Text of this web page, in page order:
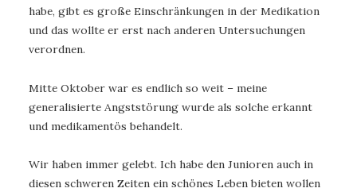
habe, gibt es große Einschränkungen in der Medikation
und das wollte er erst nach anderen Untersuchungen
verordnen.
Mitte Oktober war es endlich so weit – meine
generalisierte Angststörung wurde als solche erkannt
und medikamentös behandelt.
Wir haben immer gelebt. Ich habe den Junioren auch in
diesen schweren Zeiten ein schönes Leben bieten wollen